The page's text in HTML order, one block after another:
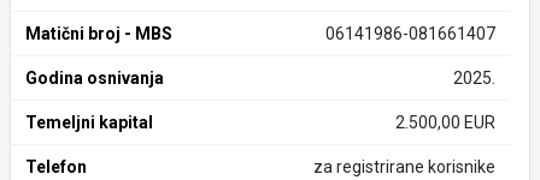
Matični broj - MBS 06141986-081661407
Godina osnivanja 2025.
Temeljni kapital 2.500,00 EUR
Telefon za registrirane korisnike